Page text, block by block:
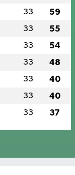
33 59
33 55
33 54
33 48
33 40
33 40
33 37